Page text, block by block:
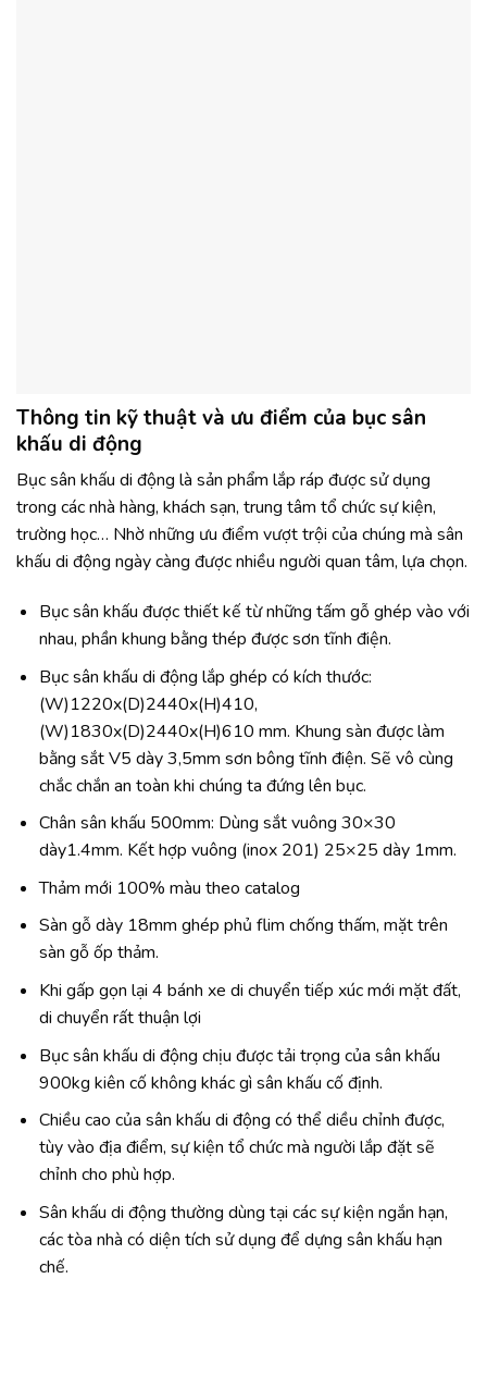
Thông tin kỹ thuật và ưu điểm của bục sân
khấu di động
Bục sân khấu di động là sản phẩm lắp ráp được sử dụng
trong các nhà hàng, khách sạn, trung tâm tổ chức sự kiện,
trường học… Nhờ những ưu điểm vượt trội của chúng mà sân
khấu di động ngày càng được nhiều người quan tâm, lựa chọn.
Bục sân khấu được thiết kế từ những tấm gỗ ghép vào với
nhau, phần khung bằng thép được sơn tĩnh điện.
Bục sân khấu di động lắp ghép có kích thước:
(W)1220x(D)2440x(H)410,
(W)1830x(D)2440x(H)610 mm. Khung sàn được làm
bằng sắt V5 dày 3,5mm sơn bông tĩnh điện. Sẽ vô cùng
chắc chắn an toàn khi chúng ta đứng lên bục.
Chân sân khấu 500mm: Dùng sắt vuông 30×30
dày1.4mm. Kết hợp vuông (inox 201) 25×25 dày 1mm.
Thảm mới 100% màu theo catalog
Sàn gỗ dày 18mm ghép phủ flim chống thấm, mặt trên
sàn gỗ ốp thảm.
Khi gấp gọn lại 4 bánh xe di chuyển tiếp xúc mới mặt đất,
di chuyển rất thuận lợi
Bục sân khấu di động chịu được tải trọng của sân khấu
900kg kiên cố không khác gì sân khấu cố định.
Chiều cao của sân khấu di động có thể diều chỉnh được,
tùy vào địa điểm, sự kiện tổ chức mà người lắp đặt sẽ
chỉnh cho phù hợp.
Sân khấu di động thường dùng tại các sự kiện ngắn hạn,
các tòa nhà có diện tích sử dụng để dựng sân khấu hạn
chế.